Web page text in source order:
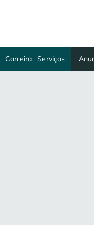
Carreira Serviços